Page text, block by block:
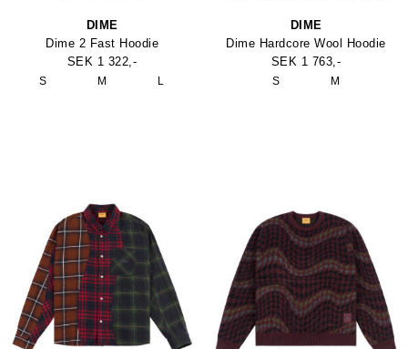
DIME
Dime 2 Fast Hoodie
SEK 1 322,-
S M L
DIME
Dime Hardcore Wool Hoodie
SEK 1 763,-
S M